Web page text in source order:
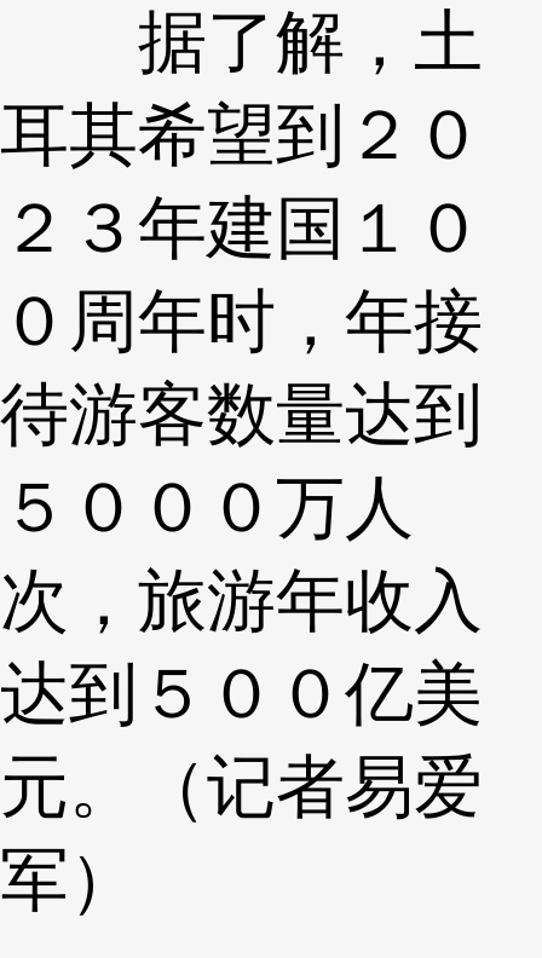
据了解，土
耳其希望到２０
２３年建国１０
０周年时，年接
待游客数量达到
５０００万人
次，旅游年收入
达到５００亿美
元。（记者易爱
军）